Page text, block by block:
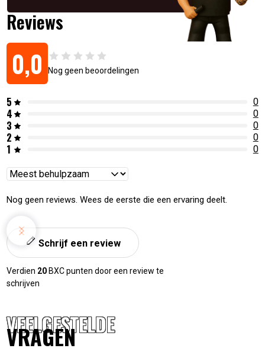
Reviews
0,0 Nog geen beoordelingen
5 0
4 0
3 0
2 0
1 0
Reviews
Nog geen reviews. Wees de eerste die een ervaring deelt.
Schrijf een review
Verdien 20 BXC punten door een review te
schrijven
VEELGESTELDE
VRAGEN